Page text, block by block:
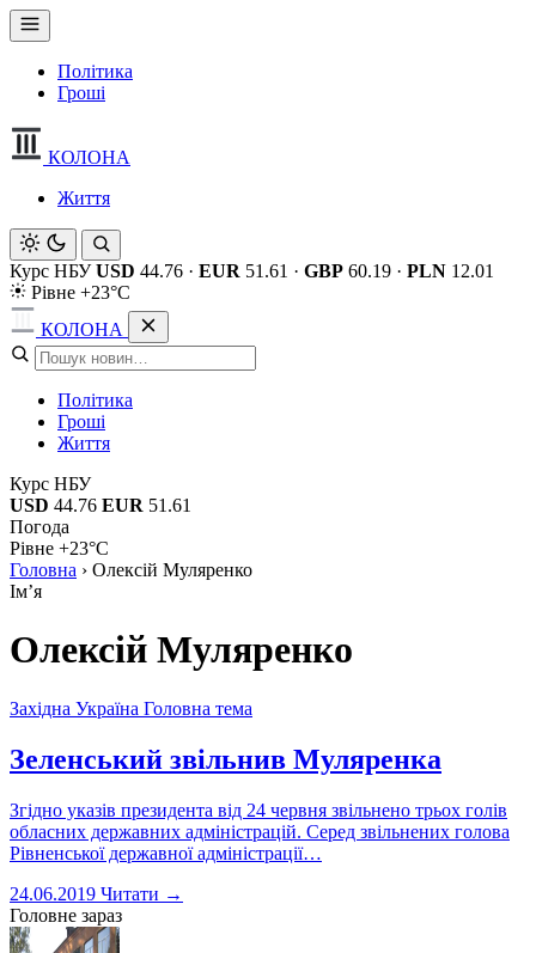
Політика
Гроші
КОЛОНА
Життя
Курс НБУ USD 44.76 · EUR 51.61 · GBP 60.19 · PLN 12.01
Рівне +23°C
КОЛОНА
Політика
Гроші
Життя
Курс НБУ
USD 44.76 EUR 51.61
Погода
Рівне +23°C
Головна › Олексій Муляренко
Імʼя
Олексій Муляренко
Західна Україна Головна тема
Зеленський звільнив Муляренка
Згідно указів президента від 24 червня звільнено трьох голів
обласних державних адміністрацій. Серед звільнених голова
Рівненської державної адміністрації…
24.06.2019 Читати →
Головне зараз